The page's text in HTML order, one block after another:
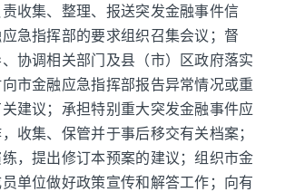
收集、整理、报送突发金融事件信
急指挥部的要求组织召集会议；督
协调相关部门及县（市）区政府落实
市金融应急指挥部报告异常情况或重
建议；承担特别重大突发金融事件应
收集、保管并于事后移交有关档案；
，提出修订本预案的建议；组织市金
单位做好政策宣传和解答工作；向有